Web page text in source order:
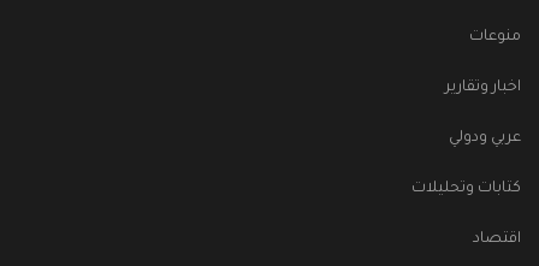
منوعات
اخبار وتقارير
عربي ودولي
كتابات وتحليلات
اقتصاد